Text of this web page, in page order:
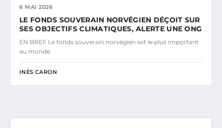
6 MAI 2026
LE FONDS SOUVERAIN NORVÉGIEN DÉÇOIT SUR
SES OBJECTIFS CLIMATIQUES, ALERTE UNE ONG
EN BREF Le fonds souverain norvégien est le plus important
au monde.
INÈS CARON